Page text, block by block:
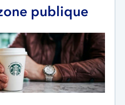
publique